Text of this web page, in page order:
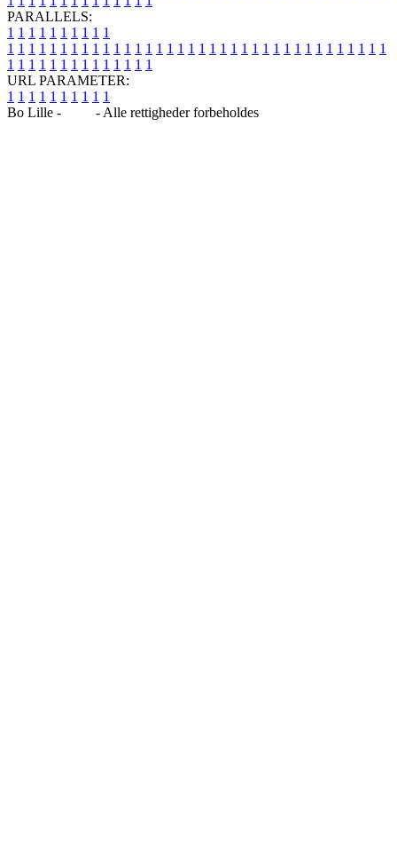
PARALLELS:
1 1 1 1 1 1 1 1 1 1
1 1 1 1 1 1 1 1 1 1 1 1 1 1 1 1 1 1 1 1 1 1 1 1 1 1 1 1 1 1 1 1 1 1 1 1
1 1 1 1 1 1 1 1 1 1 1 1 1 1
URL PARAMETER:
1 1 1 1 1 1 1 1 1 1
Bo Lille -
- Alle rettigheder forbeholdes